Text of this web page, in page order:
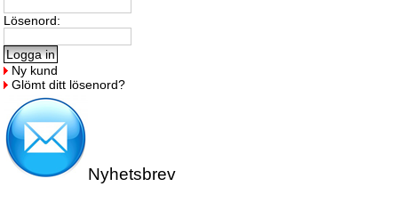
Lösenord:
Ny kund
Glömt ditt lösenord?
Nyhetsbrev